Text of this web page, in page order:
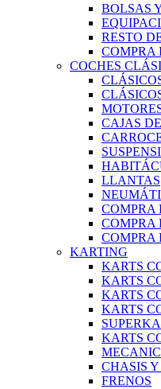
BOLSAS
RESTO
COMPRA
COCHES
CAJAS
LLANTAS
COMPRA
COMPRA
COMPRA
KARTING
KARTS
KARTS
KARTS
KARTS
KARTS
CHASIS Y
FRENOS